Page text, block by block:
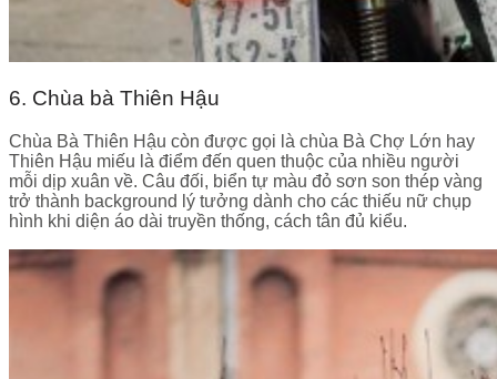
6. Chùa bà Thiên Hậu
Chùa Bà Thiên Hậu còn được gọi là chùa Bà Chợ Lớn hay
Thiên Hậu miếu là điểm đến quen thuộc của nhiều người
mỗi dịp xuân về. Câu đối, biển tự màu đỏ sơn son thép vàng
trở thành background lý tưởng dành cho các thiếu nữ chụp
hình khi diện áo dài truyền thống, cách tân đủ kiểu.